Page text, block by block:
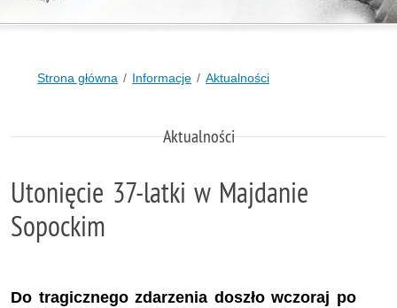
Strona główna Informacje Aktualności
Aktualności
Utonięcie 37-latki w Majdanie
Sopockim
Do tragicznego zdarzenia doszło wczoraj po